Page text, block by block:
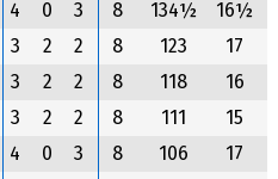
4 0 3 8 134½
16½
3 2 2 8 123
17
3 2 2 8 118
16
3 2 2 8 111
15
4 0 3 8 106
17